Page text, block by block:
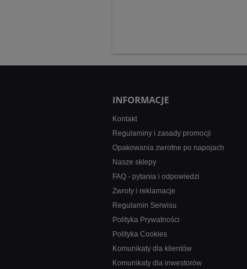
INFORMACJE
Kontakt
Regulaminy i zasady promocji
Opakowania zwrotne po napojach
Nasze sklepy
FAQ - pytania i odpowiedzi
Zwroty i reklamacje
Regulamin Serwisu
Polityka Prywatności
Polityka Cookies
Komunikaty dla klientów
Komunikaty dla inwestorów